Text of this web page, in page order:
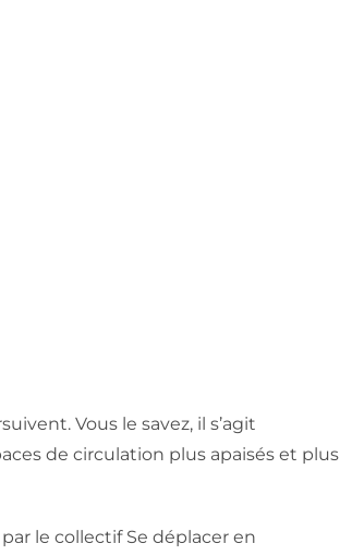
Vous le savez, il s’agit
de circulation plus apaisés et plus
le collectif Se déplacer en